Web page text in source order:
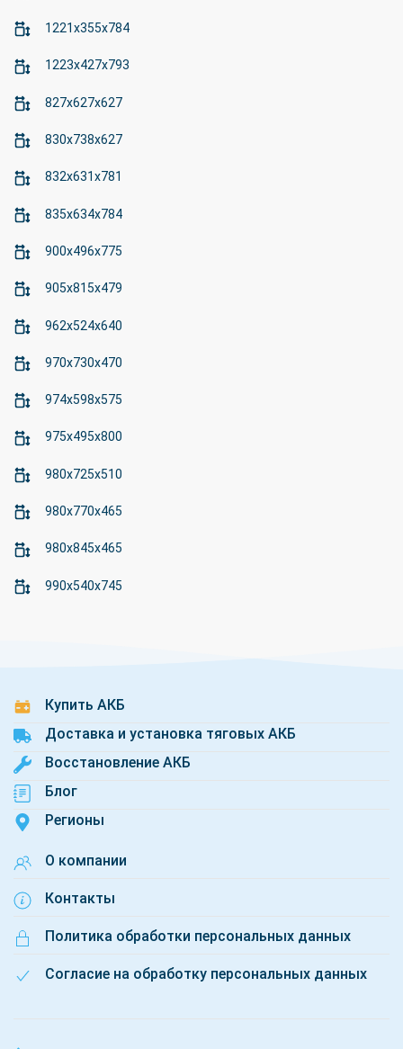
1221x355x784
1223x427x793
827x627x627
830x738x627
832x631x781
835x634x784
900x496x775
905x815x479
962x524x640
970x730x470
974x598x575
975x495x800
980x725x510
980x770x465
980x845x465
990x540x745
Купить АКБ
Доставка и установка тяговых АКБ
Восстановление АКБ
Блог
Регионы
О компании
Контакты
Политика обработки персональных данных
Согласие на обработку персональных данных